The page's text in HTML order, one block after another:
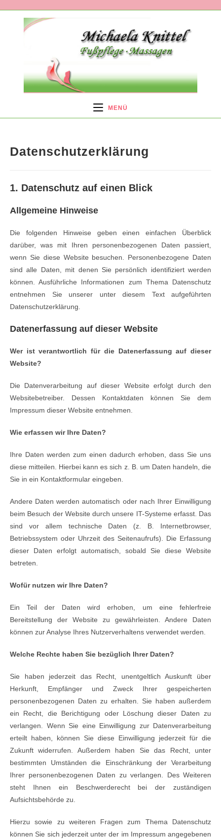
springen
MENÜ
Datenschutzerklärung
1. Datenschutz auf einen Blick
Allgemeine Hinweise
Die folgenden Hinweise geben einen einfachen Überblick
darüber, was mit Ihren personenbezogenen Daten passiert,
wenn Sie diese Website besuchen. Personenbezogene Daten
sind alle Daten, mit denen Sie persönlich identifiziert werden
können. Ausführliche Informationen zum Thema Datenschutz
entnehmen Sie unserer unter diesem Text aufgeführten
Datenschutzerklärung.
Datenerfassung auf dieser Website
Wer ist verantwortlich für die Datenerfassung auf dieser
Website?
Die Datenverarbeitung auf dieser Website erfolgt durch den
Websitebetreiber. Dessen Kontaktdaten können Sie dem
Impressum dieser Website entnehmen.
Wie erfassen wir Ihre Daten?
Ihre Daten werden zum einen dadurch erhoben, dass Sie uns
diese mitteilen. Hierbei kann es sich z. B. um Daten handeln, die
Sie in ein Kontaktformular eingeben.
Andere Daten werden automatisch oder nach Ihrer Einwilligung
beim Besuch der Website durch unsere IT-Systeme erfasst. Das
sind vor allem technische Daten (z. B. Internetbrowser,
Betriebssystem oder Uhrzeit des Seitenaufrufs). Die Erfassung
dieser Daten erfolgt automatisch, sobald Sie diese Website
betreten.
Wofür nutzen wir Ihre Daten?
Ein Teil der Daten wird erhoben, um eine fehlerfreie
Bereitstellung der Website zu gewährleisten. Andere Daten
können zur Analyse Ihres Nutzerverhaltens verwendet werden.
Welche Rechte haben Sie bezüglich Ihrer Daten?
Sie haben jederzeit das Recht, unentgeltlich Auskunft über
Herkunft, Empfänger und Zweck Ihrer gespeicherten
personenbezogenen Daten zu erhalten. Sie haben außerdem
ein Recht, die Berichtigung oder Löschung dieser Daten zu
verlangen. Wenn Sie eine Einwilligung zur Datenverarbeitung
erteilt haben, können Sie diese Einwilligung jederzeit für die
Zukunft widerrufen. Außerdem haben Sie das Recht, unter
bestimmten Umständen die Einschränkung der Verarbeitung
Ihrer personenbezogenen Daten zu verlangen. Des Weiteren
steht Ihnen ein Beschwerderecht bei der zuständigen
Aufsichtsbehörde zu.
Hierzu sowie zu weiteren Fragen zum Thema Datenschutz
können Sie sich jederzeit unter der im Impressum angegebenen